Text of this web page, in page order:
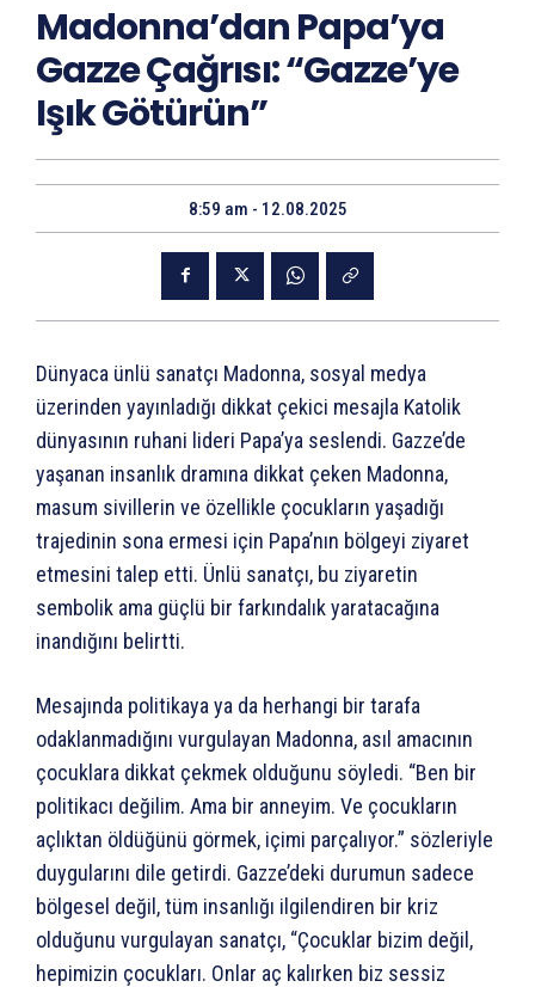
Madonna’dan Papa’ya
Gazze Çağrısı: “Gazze’ye
Işık Götürün”
8:59 am - 12.08.2025
Dünyaca ünlü sanatçı Madonna, sosyal medya
üzerinden yayınladığı dikkat çekici mesajla Katolik
dünyasının ruhani lideri Papa’ya seslendi. Gazze’de
yaşanan insanlık dramına dikkat çeken Madonna,
masum sivillerin ve özellikle çocukların yaşadığı
trajedinin sona ermesi için Papa’nın bölgeyi ziyaret
etmesini talep etti. Ünlü sanatçı, bu ziyaretin
sembolik ama güçlü bir farkındalık yaratacağına
inandığını belirtti.
Mesajında politikaya ya da herhangi bir tarafa
odaklanmadığını vurgulayan Madonna, asıl amacının
çocuklara dikkat çekmek olduğunu söyledi. “Ben bir
politikacı değilim. Ama bir anneyim. Ve çocukların
açlıktan öldüğünü görmek, içimi parçalıyor.” sözleriyle
duygularını dile getirdi. Gazze’deki durumun sadece
bölgesel değil, tüm insanlığı ilgilendiren bir kriz
olduğunu vurgulayan sanatçı, “Çocuklar bizim değil,
hepimizin çocukları. Onlar aç kalırken biz sessiz